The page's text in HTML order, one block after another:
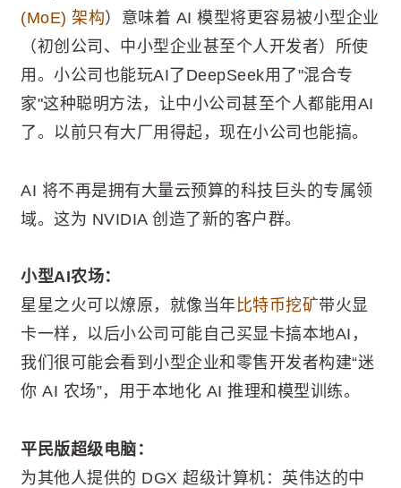
(MoE) 架构）意味着 AI 模型将更容易被小型企业
（初创公司、中小型企业甚至个人开发者）所使
用。小公司也能玩AI了DeepSeek用了"混合专
家"这种聪明方法，让中小公司甚至个人都能用AI
了。以前只有大厂用得起，现在小公司也能搞。
AI 将不再是拥有大量云预算的科技巨头的专属领
域。这为 NVIDIA 创造了新的客户群。
小型AI农场：
星星之火可以燎原，就像当年比特币挖矿带火显
卡一样，以后小公司可能自己买显卡搞本地AI，
我们很可能会看到小型企业和零售开发者构建“迷
你 AI 农场”，用于本地化 AI 推理和模型训练。
平民版超级电脑：
为其他人提供的 DGX 超级计算机：英伟达的中